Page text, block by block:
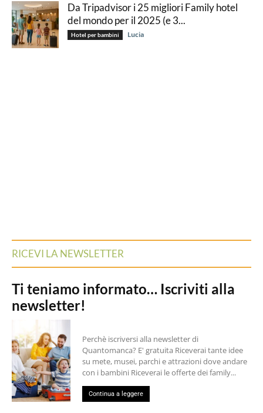
Da Tripadvisor i 25 migliori Family hotel
del mondo per il 2025 (e 3...
Hotel per bambini Lucia
RICEVI LA NEWSLETTER
Ti teniamo informato… Iscriviti alla
newsletter!
Perchè iscriversi alla newsletter di
Quantomanca? E' gratuita Riceverai tante idee
su mete, musei, parchi e attrazioni dove andare
con i bambini Riceverai le offerte dei family...
Continua a leggere